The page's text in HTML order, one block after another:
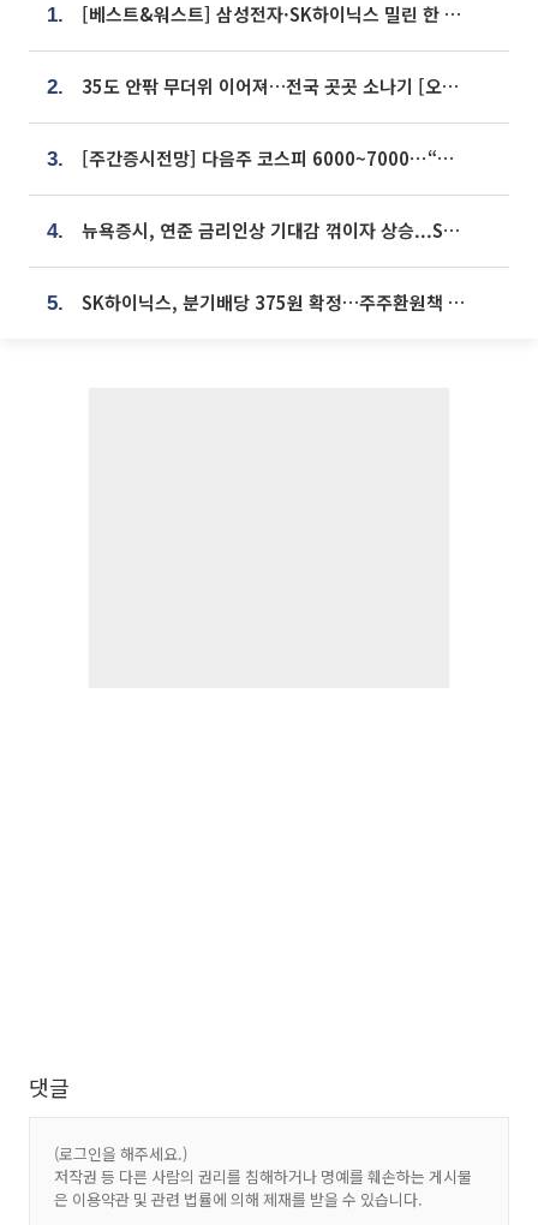
1. [베스트&워스트] 삼성전자·SK하이닉스 밀린 한 주…상상인증권은 85% 급등
2. 35도 안팎 무더위 이어져…전국 곳곳 소나기 [오늘 날씨]
3. [주간증시전망] 다음주 코스피 6000~7000⋯“外人 수급은 정책이 변수”
4. 뉴욕증시, 연준 금리인상 기대감 꺾이자 상승...S&P500 사상 최고치 [종합]
5. SK하이닉스, 분기배당 375원 확정…주주환원책 9월로 앞당겨 발표
댓글